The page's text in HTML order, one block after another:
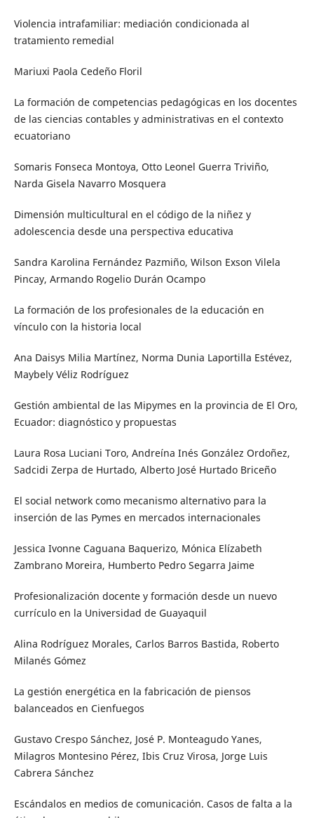
Violencia intrafamiliar: mediación condicionada al
tratamiento remedial
Mariuxi Paola Cedeño Floril
La formación de competencias pedagógicas en los docentes
de las ciencias contables y administrativas en el contexto
ecuatoriano
Somaris Fonseca Montoya, Otto Leonel Guerra Triviño,
Narda Gisela Navarro Mosquera
Dimensión multicultural en el código de la niñez y
adolescencia desde una perspectiva educativa
Sandra Karolina Fernández Pazmiño, Wilson Exson Vilela
Pincay, Armando Rogelio Durán Ocampo
La formación de los profesionales de la educación en
vínculo con la historia local
Ana Daisys Milia Martínez, Norma Dunia Laportilla Estévez,
Maybely Véliz Rodríguez
Gestión ambiental de las Mipymes en la provincia de El Oro,
Ecuador: diagnóstico y propuestas
Laura Rosa Luciani Toro, Andreína Inés González Ordoñez,
Sadcidi Zerpa de Hurtado, Alberto José Hurtado Briceño
El social network como mecanismo alternativo para la
inserción de las Pymes en mercados internacionales
Jessica Ivonne Caguana Baquerizo, Mónica Elízabeth
Zambrano Moreira, Humberto Pedro Segarra Jaime
Profesionalización docente y formación desde un nuevo
currículo en la Universidad de Guayaquil
Alina Rodríguez Morales, Carlos Barros Bastida, Roberto
Milanés Gómez
La gestión energética en la fabricación de piensos
balanceados en Cienfuegos
Gustavo Crespo Sánchez, José P. Monteagudo Yanes,
Milagros Montesino Pérez, Ibis Cruz Virosa, Jorge Luis
Cabrera Sánchez
Escándalos en medios de comunicación. Casos de falta a la